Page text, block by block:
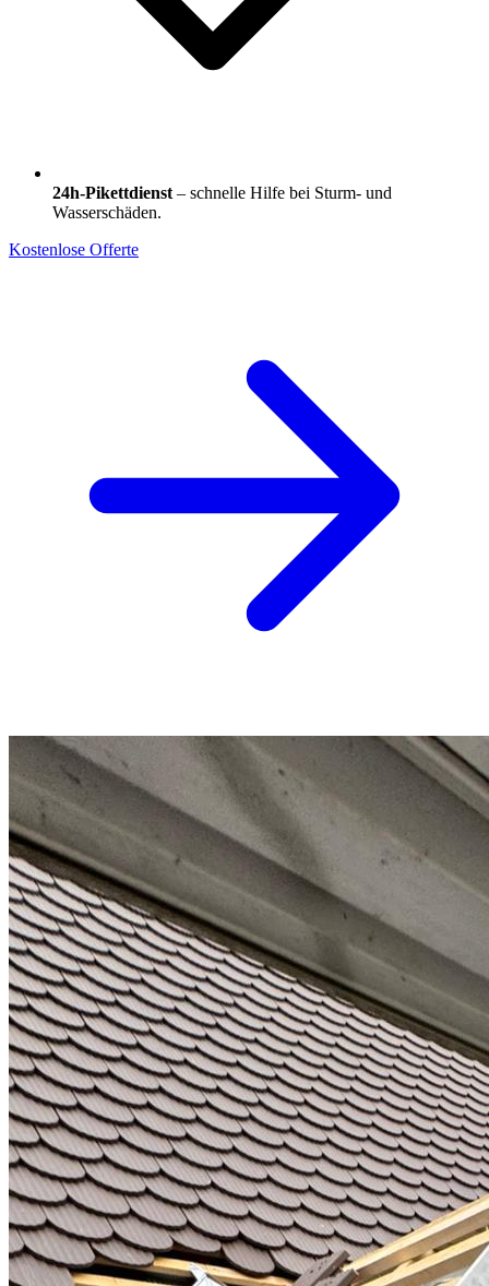
24h-Pikettdienst – schnelle Hilfe bei Sturm- und
Wasserschäden.
Kostenlose Offerte